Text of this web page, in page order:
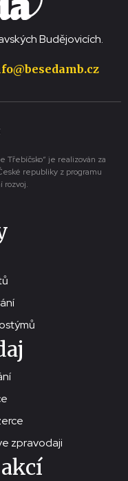
Budějovicích.
Třebíčsko“ je realizován za
republiky z programu
rozvoj.
zpravodaji